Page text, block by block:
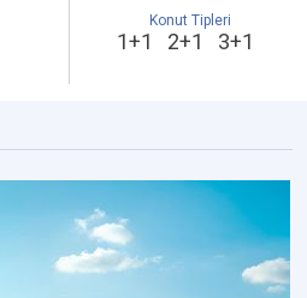
Konut Tipleri
1+1 2+1 3+1